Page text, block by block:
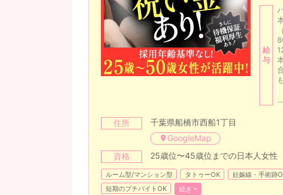
給
与
…
住所
千葉県船橋市西船1丁目
GoogleMap
資格 25歳位〜45歳位までの日本人女性
ルーム型/マンション型 タトゥーOK 妊娠線・手術跡
短期のプチバイトOK 続き